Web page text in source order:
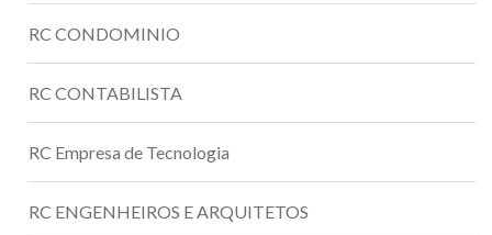
RC CONDOMINIO
RC CONTABILISTA
RC Empresa de Tecnologia
RC ENGENHEIROS E ARQUITETOS